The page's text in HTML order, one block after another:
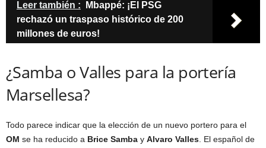
Leer también :
Mbappé: ¡El PSG
rechazó un traspaso histórico de 200
millones de euros!
¿Samba o Valles para la portería
Marsellesa?
Todo parece indicar que la elección de un nuevo portero para el
OM se ha reducido a Brice Samba y Alvaro Valles. El español de